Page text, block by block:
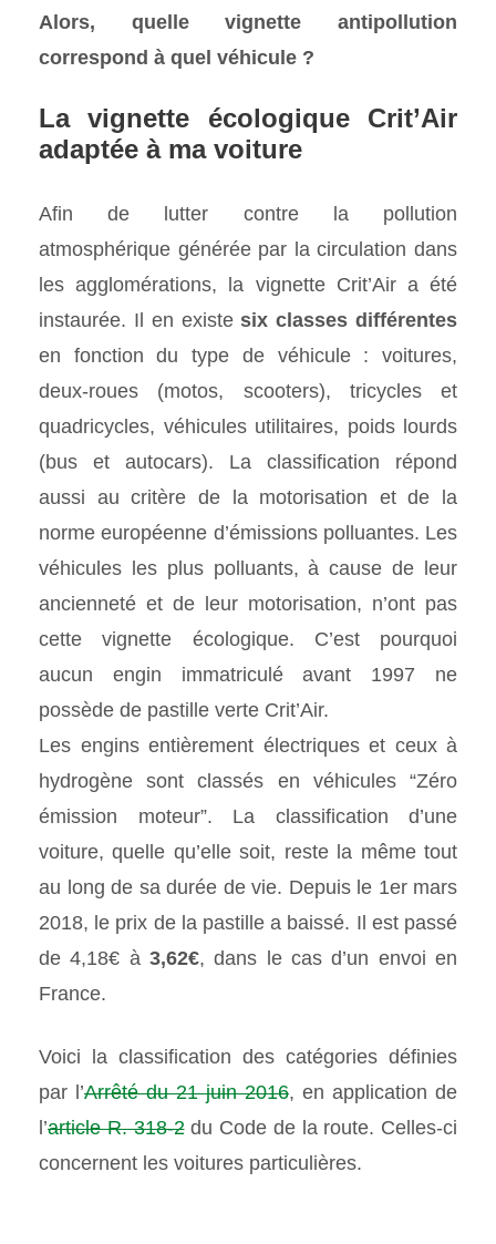
Alors, quelle vignette antipollution
correspond à quel véhicule ?
La vignette écologique Crit’Air
adaptée à ma voiture
Afin de lutter contre la pollution
atmosphérique générée par la circulation dans
les agglomérations, la vignette Crit’Air a été
instaurée. Il en existesix classes différentes
en fonction du type de véhicule : voitures,
deux-roues (motos, scooters), tricycles et
quadricycles, véhicules utilitaires, poids lourds
(bus et autocars). La classification répond
aussi au critère de la motorisation et de la
norme européenne d’émissions polluantes. Les
véhicules les plus polluants, à cause de leur
ancienneté et de leur motorisation, n’ont pas
cette vignette écologique. C’est pourquoi
aucun engin immatriculé avant 1997 ne
possède de pastille verte Crit’Air.
Les engins entièrement électriques et ceux à
hydrogène sont classés en véhicules “Zéro
émission moteur”. La classification d’une
voiture, quelle qu’elle soit, reste la même tout
au long de sa durée de vie. Depuis le 1er mars
2018, le prix de la pastille a baissé. Il est passé
de 4,18€ à3,62€, dans le cas d’un envoi en
France.
Voici la classification des catégories définies
par l’Arrêté du 21 juin 2016, en application de
l’article R. 318-2du Code de la route. Celles-ci
concernent les voitures particulières.